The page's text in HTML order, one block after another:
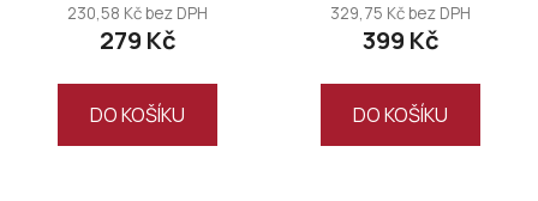
230,58 Kč bez DPH
279 Kč
DO KOŠÍKU
329,75 Kč bez DPH
399 Kč
DO KOŠÍKU